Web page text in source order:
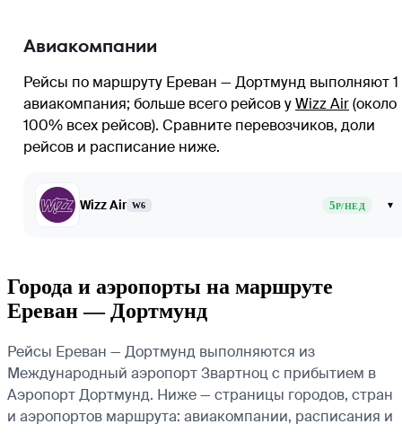
Авиакомпании
Рейсы по маршруту Ереван — Дортмунд выполняют 1
авиакомпания; больше всего рейсов уWizz Air(около
100% всех рейсов). Сравните перевозчиков, доли
рейсов и расписание ниже.
Wizz Air W6 5Р/НЕД ▾
Города и аэропорты на маршруте
Ереван — Дортмунд
Рейсы Ереван — Дортмунд выполняются из
Международный аэропорт Звартноц с прибытием в
Аэропорт Дортмунд. Ниже — страницы городов, стран
и аэропортов маршрута: авиакомпании, расписания и